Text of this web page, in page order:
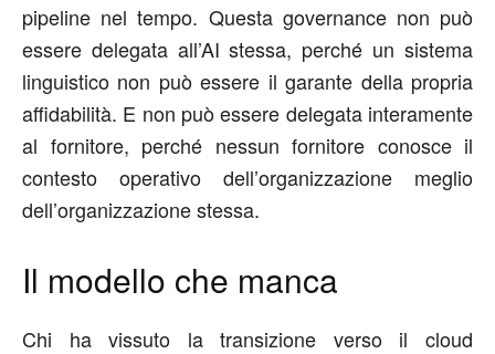
pipeline nel tempo. Questa governance non può
essere delegata all’AI stessa, perché un sistema
linguistico non può essere il garante della propria
affidabilità. E non può essere delegata interamente
al fornitore, perché nessun fornitore conosce il
contesto operativo dell’organizzazione meglio
dell’organizzazione stessa.
Il modello che manca
Chi ha vissuto la transizione verso il cloud